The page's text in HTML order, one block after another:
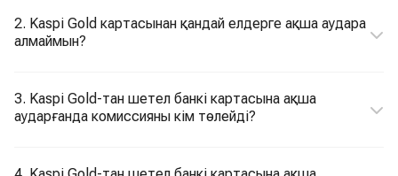
2. Kaspi Gold картасынан қандай елдерге ақша аудара
алмаймын?
3. Kaspi Gold-тан шетел банкі картасына ақша
аударғанда комиссияны кім төлейді?